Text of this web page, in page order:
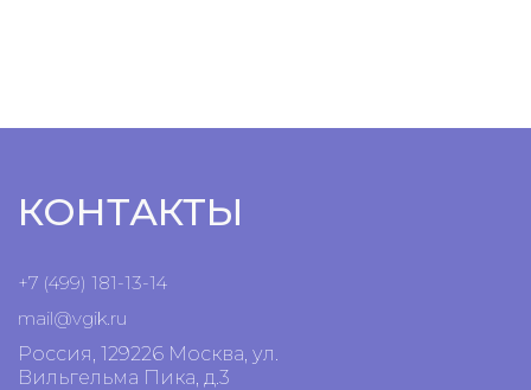
КОНТАКТЫ
+7 (499) 181-13-14
mail@vgik.ru
Россия, 129226 Москва, ул.
Вильгельма Пика, д.3